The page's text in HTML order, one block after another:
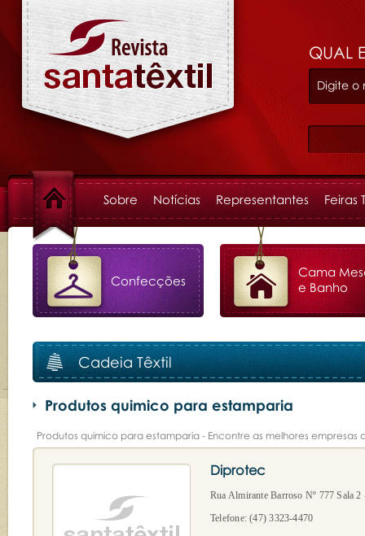
QUAL
Sobre Notícias Representantes Feiras
Confecções
Cama
e Banho
Cadeia Têxtil
Produtos quimico para estamparia
Produtos quimico para estamparia - Encontre as melhores
Diprotec
Rua Almirante Barroso Nº 777 Sala
Telefone: (47) 3323-4470